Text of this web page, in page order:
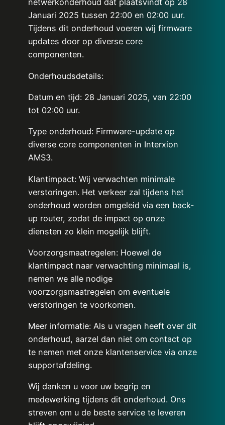
netwerkonderhoud dat plaatsvindt op 28
Januari 2025 tussen 22:00 en 02:00 uur.
Tijdens dit onderhoud voeren wij firmware
updates door op diverse core
componenten.
Onderhoudsdetails:
Datum en tijd: 28 Januari 2025, van 22:00
tot 02:00 uur.
Type onderhoud: Firmware-update op
diverse core componenten in Interxion
AMS3.
Klantimpact: Wij verwachten minimale
verstoringen. Het verkeer zal tijdens het
onderhoud worden omgeleid via een back-
up router, zodat de impact op onze
diensten zo klein mogelijk blijft.
Voorzorgsmaatregelen: Hoewel de
klantimpact naar verwachting minimaal is,
nemen we alle nodige
voorzorgsmaatregelen om eventuele
verstoringen te voorkomen.
Meer informatie: Als u vragen heeft over dit
onderhoud, aarzel dan niet om contact op
te nemen met onze klantenservice via onze
supportafdeling.
Wij danken u voor uw begrip en
medewerking tijdens dit onderhoud. Ons
streven om u de beste service te leveren